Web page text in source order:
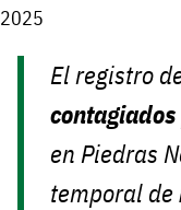
2025
El registro
contagiados
en Piedras
temporal de